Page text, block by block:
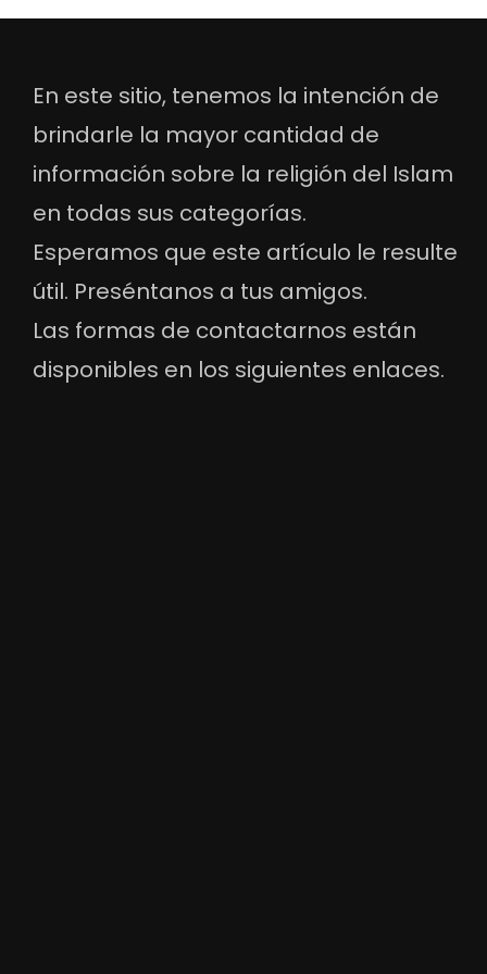
En este sitio, tenemos la intención de
brindarle la mayor cantidad de
información sobre la religión del Islam
en todas sus categorías.
Esperamos que este artículo le resulte
útil. Preséntanos a tus amigos.
Las formas de contactarnos están
disponibles en los siguientes enlaces.